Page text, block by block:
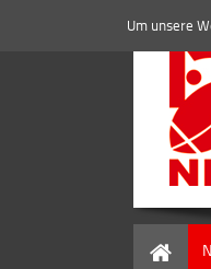
Um unsere